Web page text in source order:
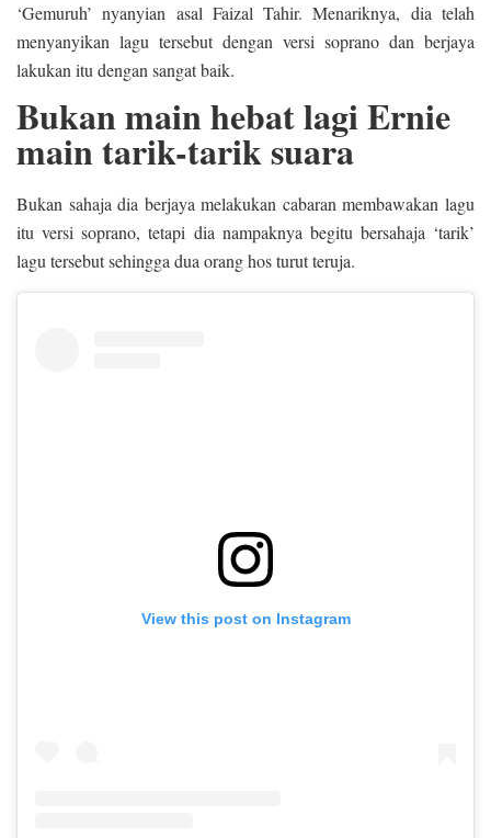
‘Gemuruh’ nyanyian asal Faizal Tahir. Menariknya, dia telah
menyanyikan lagu tersebut dengan versi soprano dan berjaya
lakukan itu dengan sangat baik.
Bukan main hebat lagi Ernie
main tarik-tarik suara
Bukan sahaja dia berjaya melakukan cabaran membawakan lagu
itu versi soprano, tetapi dia nampaknya begitu bersahaja ‘tarik’
lagu tersebut sehingga dua orang hos turut teruja.
View this post on Instagram